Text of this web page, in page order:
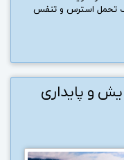
تحمل استرس و تنفس
و پایداری